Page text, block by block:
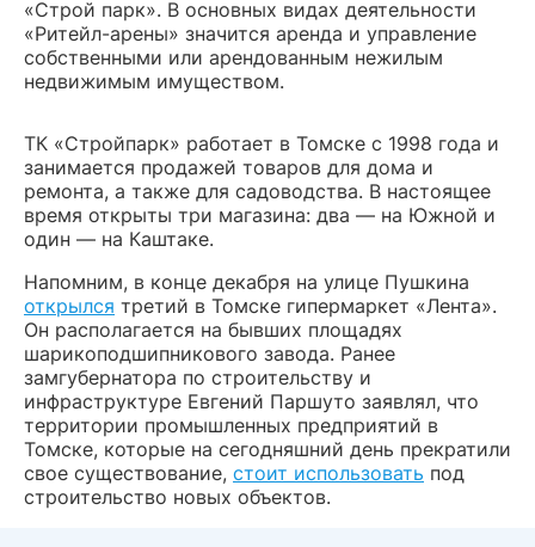
«Строй парк». В основных видах деятельности
«Ритейл-арены» значится аренда и управление
собственными или арендованным нежилым
недвижимым имуществом.
ТК «Стройпарк» работает в Томске с 1998 года и
занимается продажей товаров для дома и
ремонта, а также для садоводства. В настоящее
время открыты три магазина: два — на Южной и
один — на Каштаке.
Напомним, в конце декабря на улице Пушкина
открылся третий в Томске гипермаркет «Лента».
Он располагается на бывших площадях
шарикоподшипникового завода. Ранее
замгубернатора по строительству и
инфраструктуре Евгений Паршуто заявлял, что
территории промышленных предприятий в
Томске, которые на сегодняшний день прекратили
свое существование, стоит использовать под
строительство новых объектов.